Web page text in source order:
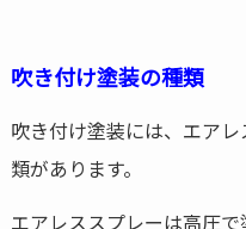
吹き付け塗装の種類
吹き付け塗装には、エア
類があります。
エアレススプレーは高圧